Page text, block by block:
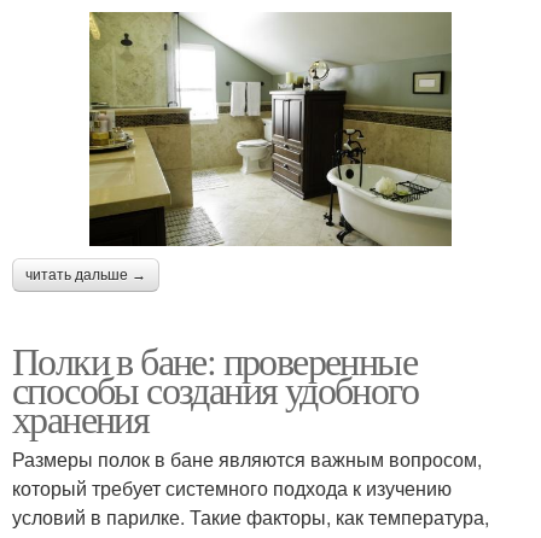
читать дальше →
Полки в бане: проверенные
способы создания удобного
хранения
Размеры полок в бане являются важным вопросом,
который требует системного подхода к изучению
условий в парилке. Такие факторы, как температура,